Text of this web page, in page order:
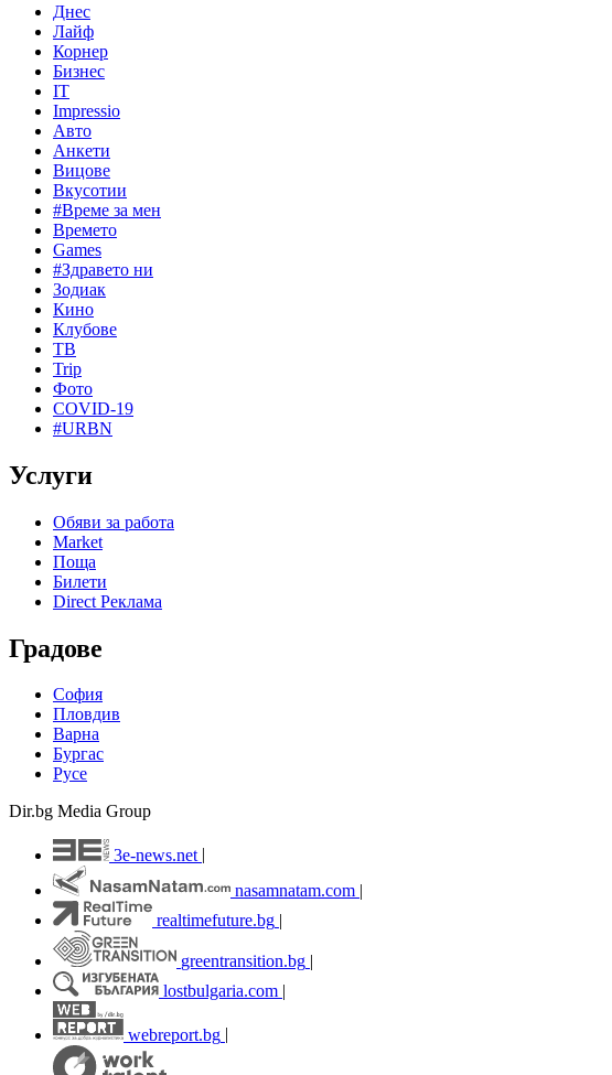
Днес
Лайф
Корнер
Бизнес
IT
Impressio
Авто
Анкети
Вицове
Вкусотии
#Време за мен
Времето
Games
#Здравето ни
Зодиак
Кино
Клубове
ТВ
Trip
Фото
COVID-19
#URBN
Услуги
Обяви за работа
Market
Поща
Билети
Direct Реклама
Градове
София
Пловдив
Варна
Бургас
Русе
Dir.bg Media Group
3e-news.net
nasamnatam.com |
realtimefuture.bg |
greentransition.bg |
lostbulgaria.com |
webreport.bg